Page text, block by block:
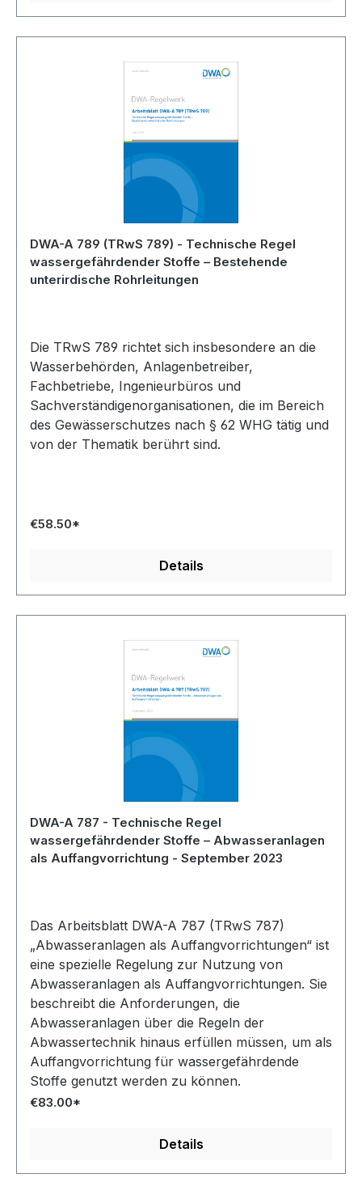
DWA-A 789 (TRwS 789) - Technische Regel
wassergefährdender Stoffe – Bestehende
unterirdische Rohrleitungen
Die TRwS 789 richtet sich insbesondere an die
Wasserbehörden, Anlagenbetreiber,
Fachbetriebe, Ingenieurbüros und
Sachverständigenorganisationen, die im Bereich
des Gewässerschutzes nach § 62 WHG tätig und
von der Thematik berührt sind.
€58.50*
Details
DWA-A 787 - Technische Regel
wassergefährdender Stoffe – Abwasseranlagen
als Auffangvorrichtung - September 2023
Das Arbeitsblatt DWA-A 787 (TRwS 787)
„Abwasseranlagen als Auffangvorrichtungen“ ist
eine spezielle Regelung zur Nutzung von
Abwasseranlagen als Auffangvorrichtungen. Sie
beschreibt die Anforderungen, die
Abwasseranlagen über die Regeln der
Abwassertechnik hinaus erfüllen müssen, um als
Auffangvorrichtung für wassergefährdende
Stoffe genutzt werden zu können.
€83.00*
Details